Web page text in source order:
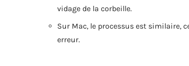
vidage de la corbeille.
Sur Mac, le processus est similaire,
erreur.